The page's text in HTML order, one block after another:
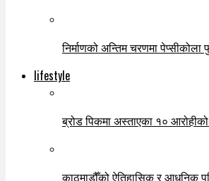
निर्माणको अन्तिम चरणमा
lifestyle
ब्रोड पिकमा अस्ताएका १०
काठमाडौँको ऐतिहासिक र आधुनिक